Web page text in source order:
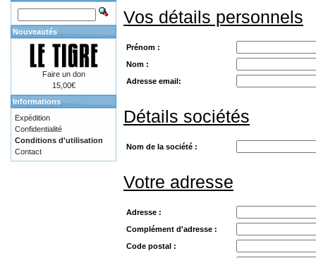
Vos détails personnels
Prénom :
Nom :
Adresse email:
Détails sociétés
Nom de la société :
Votre adresse
Adresse :
Complément d'adresse :
Code postal :
Nouveautés
Faire un don
15,00€
Informations
Expédition
Confidentialité
Conditions d'utilisation
Contact